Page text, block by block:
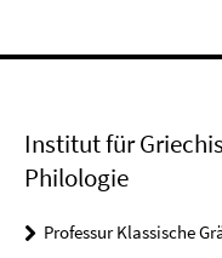
Institut für
Philologie
Professur Klassische